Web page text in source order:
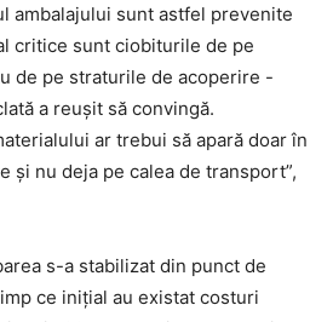
ambalajului sunt astfel prevenite
critice sunt ciobiturile de pe
de pe straturile de acoperire -
a reușit să convingă.
ar trebui să apară doar în
și nu deja pe calea de transport”,
s-a stabilizat din punct de
ce inițial au existat costuri